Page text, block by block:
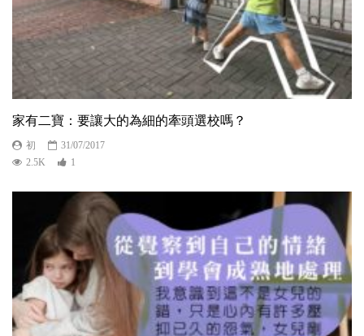
家有二寶：要讓大的為細的牽頭選校嗎？
初
31/07/2017
2.5K
1